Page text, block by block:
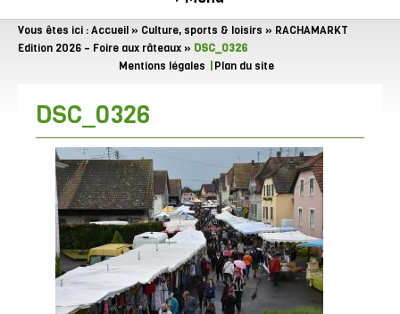
Vous êtes ici :Accueil » Culture, sports & loisirs » RACHAMARKT
Edition 2026 – Foire aux râteaux » DSC_0326
Mentions légales
Plan du site
DSC_0326